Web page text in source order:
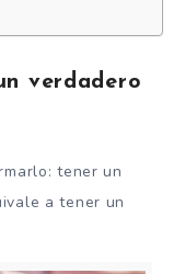
verdadero
tener un
a tener un